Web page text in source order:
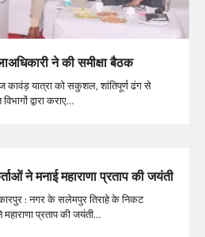
ने की समीक्षा बैठक
यात्रा को सकुशल, शांतिपूर्ण ढंग से
द्वारा कराए…
ने मनाई महाराणा प्रताप की जयंती
: नगर के सलेमपुर तिराहे के निकट
प्रताप की जयंती…